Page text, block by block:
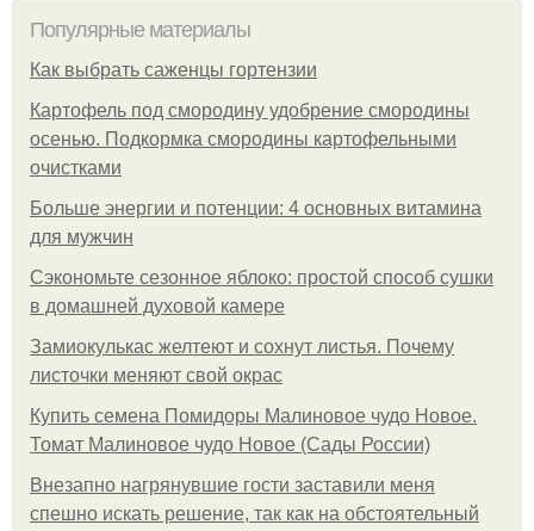
Популярные материалы
Как выбрать саженцы гортензии
Картофель под смородину удобрение смородины
осенью. Подкормка смородины картофельными
очистками
Больше энергии и потенции: 4 основных витамина
для мужчин
Сэкономьте сезонное яблоко: простой способ сушки
в домашней духовой камере
Замиокулькас желтеют и сохнут листья. Почему
листочки меняют свой окрас
Купить семена Помидоры Малиновое чудо Новое.
Томат Малиновое чудо Новое (Сады России)
Внезапно нагрянувшие гости заставили меня
спешно искать решение, так как на обстоятельный